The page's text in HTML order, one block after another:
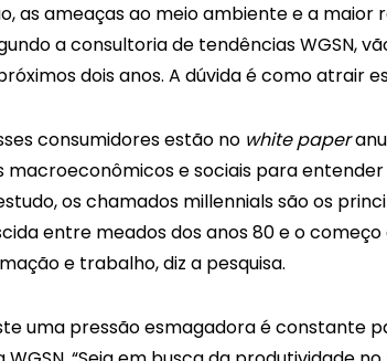
as ameaças ao meio ambiente e a
a consultoria de tendências WGSN,
dois anos. A dúvida é como atrair
consumidores estão no white paper
macroeconômicos e sociais para
os chamados millennials são os
entre meados dos anos 80 e o
e trabalho, diz a pesquisa.
uma pressão esmagadora é constante